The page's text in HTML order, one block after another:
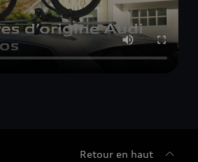
Retour en haut